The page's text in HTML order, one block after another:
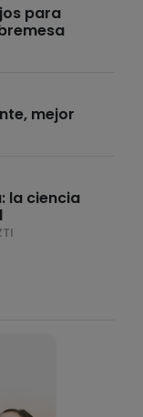
para
mejor
la ciencia